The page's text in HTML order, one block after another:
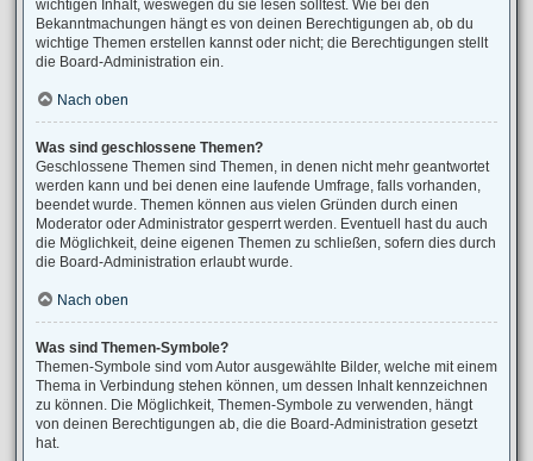
wichtigen Inhalt, weswegen du sie lesen solltest. Wie bei den
Bekanntmachungen hängt es von deinen Berechtigungen ab, ob du
wichtige Themen erstellen kannst oder nicht; die Berechtigungen stellt
die Board-Administration ein.
Nach oben
Was sind geschlossene Themen?
Geschlossene Themen sind Themen, in denen nicht mehr geantwortet
werden kann und bei denen eine laufende Umfrage, falls vorhanden,
beendet wurde. Themen können aus vielen Gründen durch einen
Moderator oder Administrator gesperrt werden. Eventuell hast du auch
die Möglichkeit, deine eigenen Themen zu schließen, sofern dies durch
die Board-Administration erlaubt wurde.
Nach oben
Was sind Themen-Symbole?
Themen-Symbole sind vom Autor ausgewählte Bilder, welche mit einem
Thema in Verbindung stehen können, um dessen Inhalt kennzeichnen
zu können. Die Möglichkeit, Themen-Symbole zu verwenden, hängt
von deinen Berechtigungen ab, die die Board-Administration gesetzt
hat.